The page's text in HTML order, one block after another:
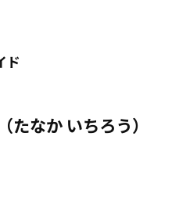
ド
たなか いちろう）